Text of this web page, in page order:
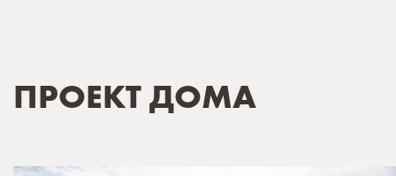
ПРОЕКТ ДОМА